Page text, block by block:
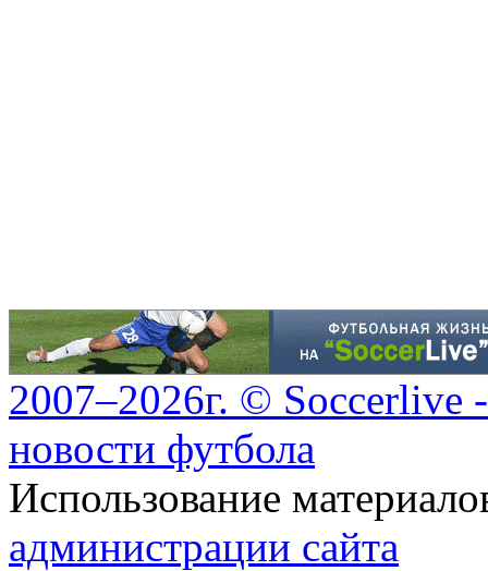
2007–2026г. ©
новости футбола
Использование
администрации сайта